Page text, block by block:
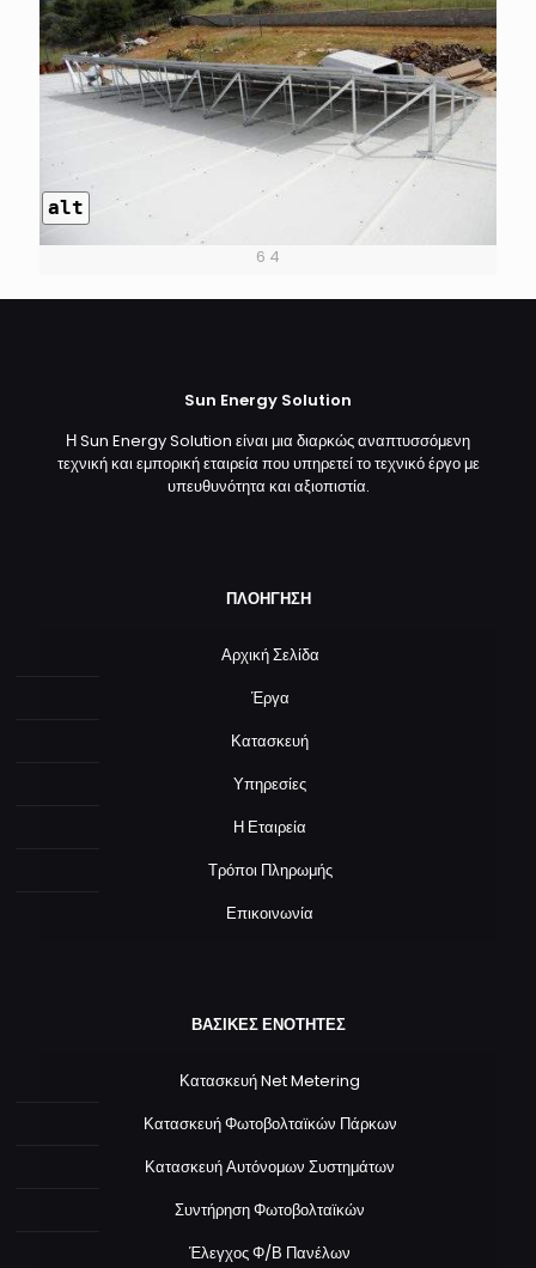
alt
6 4
Sun Energy Solution
Η Sun Energy Solution είναι μια διαρκώς αναπτυσσόμενη
τεχνική και εμπορική εταιρεία που υπηρετεί το τεχνικό έργο με
υπευθυνότητα και αξιοπιστία.
ΠΛΟΗΓΗΣΗ
Αρχική Σελίδα
Έργα
Κατασκευή
Υπηρεσίες
Η Εταιρεία
Τρόποι Πληρωμής
Επικοινωνία
ΒΑΣΙΚΕΣ ΕΝΟΤΗΤΕΣ
Κατασκευή Net Metering
Κατασκευή Φωτοβολταϊκών Πάρκων
Κατασκευή Αυτόνομων Συστημάτων
Συντήρηση Φωτοβολταϊκών
Έλεγχος Φ/Β Πανέλων